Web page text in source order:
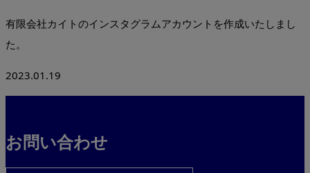
有限会社カイトのインスタグラムアカウントを作成いたしまし
た。
2023.01.19
お問い合わせ